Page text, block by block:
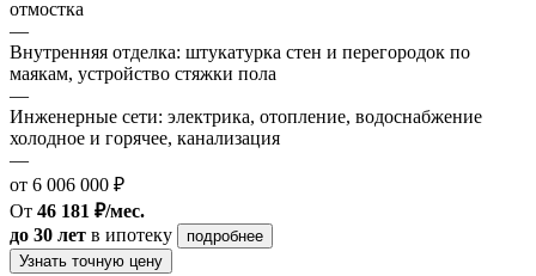
отмостка
—
Внутренняя отделка: штукатурка стен и перегородок по
маякам, устройство стяжки пола
—
Инженерные сети: электрика, отопление, водоснабжение
холодное и горячее, канализация
—
от 6 006 000 ₽
От 46 181 ₽/мес.
до 30 лет в ипотеку
подробнее
Узнать точную цену